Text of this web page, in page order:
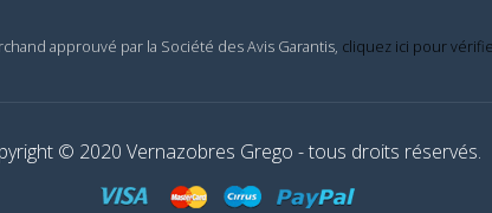
approuvé par la Société des Avis Garantis, cliquez ici pour
© 2020 Vernazobres Grego - tous droits réservés.